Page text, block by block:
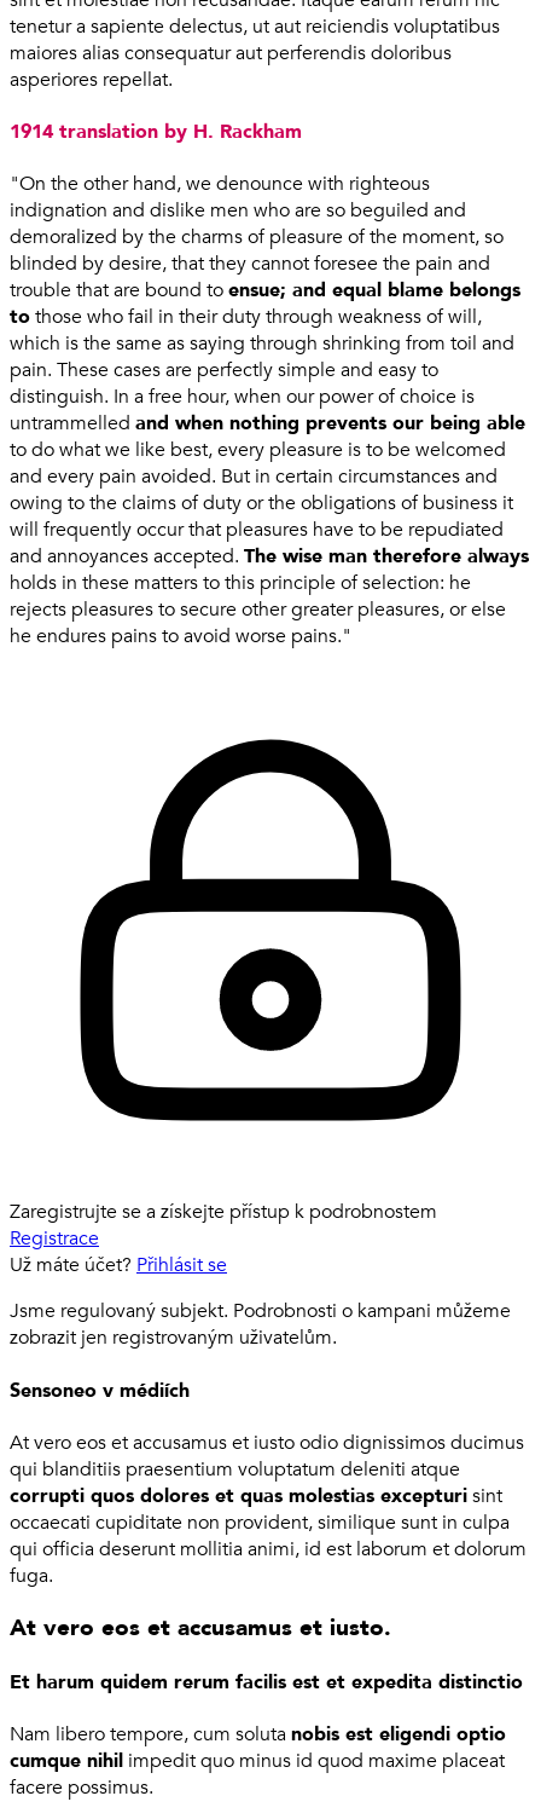
tenetur a sapiente delectus, ut aut reiciendis voluptatibus
maiores alias consequatur aut perferendis doloribus
asperiores repellat.
1914 translation by H. Rackham
"On the other hand, we denounce with righteous
indignation and dislike men who are so beguiled and
demoralized by the charms of pleasure of the moment, so
blinded by desire, that they cannot foresee the pain and
trouble that are bound toensue; and equal blame belongs
tothose who fail in their duty through weakness of will,
which is the same as saying through shrinking from toil and
pain. These cases are perfectly simple and easy to
distinguish. In a free hour, when our power of choice is
untrammelled and when nothing prevents our being able
to do what we like best, every pleasure is to be welcomed
and every pain avoided. But in certain circumstances and
owing to the claims of duty or the obligations of business it
will frequently occur that pleasures have to be repudiated
and annoyances accepted. The wise man therefore always
holds in these matters to this principle of selection: he
rejects pleasures to secure other greater pleasures, or else
he endures pains to avoid worse pains."
Zaregistrujte se a získejte přístup k podrobnostem
Registrace
Už máte účet? Přihlásit se
Jsme regulovaný subjekt. Podrobnosti o kampani můžeme
zobrazit jen registrovaným uživatelům.
Sensoneo v médiích
At vero eos et accusamus et iusto odio dignissimos ducimus
qui blanditiis praesentium voluptatum deleniti atque
corrupti quos dolores et quas molestias excepturisint
occaecati cupiditate non provident, similique sunt in culpa
qui officia deserunt mollitia animi, id est laborum et dolorum
fuga.
At vero eos et accusamus et iusto.
Et harum quidem rerum facilis est et expedita distinctio
Nam libero tempore, cum soluta nobis est eligendi optio
cumque nihil impedit quo minus id quod maxime placeat
facere possimus.